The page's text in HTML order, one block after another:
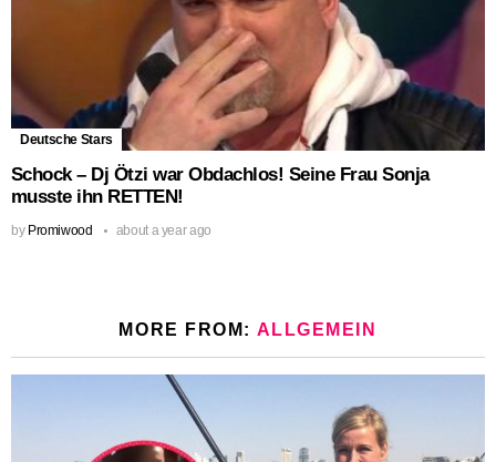
Deutsche Stars
Schock – Dj Ötzi war Obdachlos! Seine Frau Sonja
musste ihn RETTEN!
by Promiwood about a year ago
MORE FROM: ALLGEMEIN